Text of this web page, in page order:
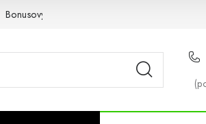
Bonusový program NBM+